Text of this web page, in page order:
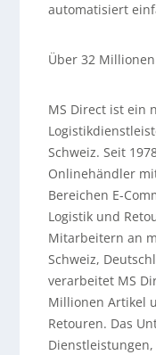
automatisiert
Über 32
MS Direct ist ein
Schweiz. Seit
Onlinehändler
Bereichen E-
Logistik und
Mitarbeitern an
Schweiz,
verarbeitet MS
Millionen Artikel
Retouren. Das